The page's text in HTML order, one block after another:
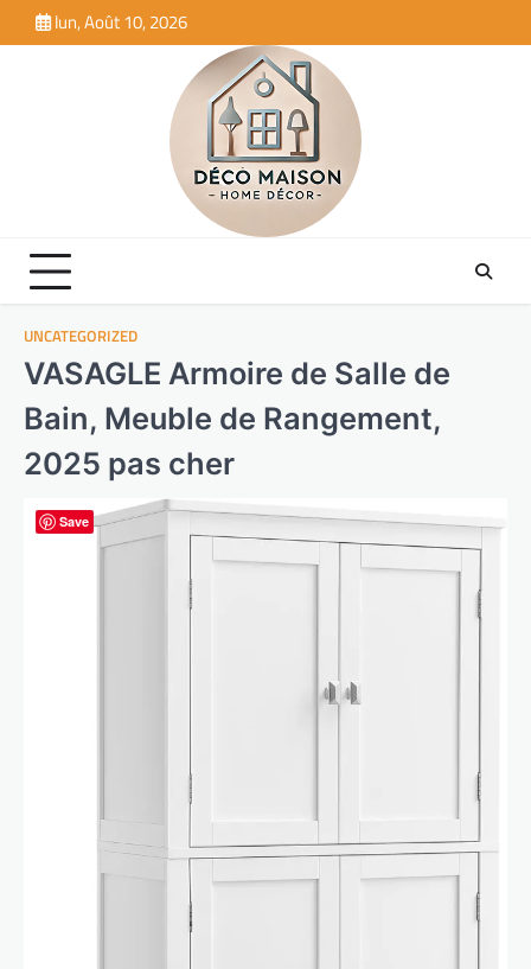
to
lun, Août 10, 2026
UNCATEGORIZED
VASAGLE Armoire de Salle de
Bain, Meuble de Rangement,
2025 pas cher
Save